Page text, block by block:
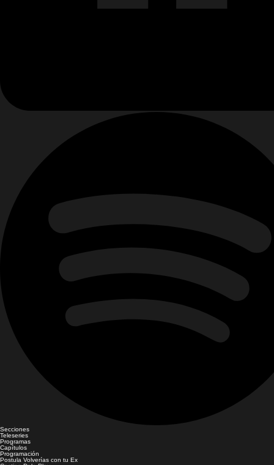
Secciones
Teleseries
Programas
Capítulos
Programación
Postula Volverías con tu Ex